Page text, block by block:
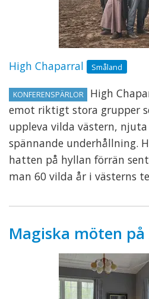
High Chaparral Småland
KONFERENSPÄRLOR
High
emot riktigt stora grupper
uppleva vilda västern, njuta
spännande underhållning.
hatten på hyllan förrän
man 60 vilda år i västerns
Magiska möten på